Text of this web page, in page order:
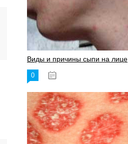
Виды и причины сыпи на лице
0